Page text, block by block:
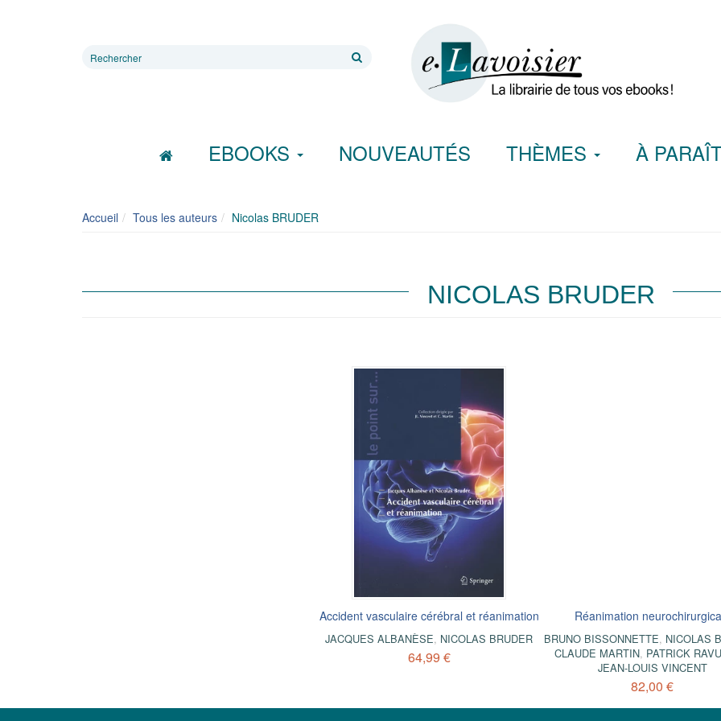
Rechercher
EBOOKS NOUVEAUTÉS THÈMES À
Accueil Tous les auteurs Nicolas BRUDER
NICOLAS BRUDER
Accident vasculaire cérébral et réanimation
JACQUES ALBANÈSE, NICOLAS BRUDER
64,99 €
Réanimation
BRUNO BISSONNETTE, NICOLAS
CLAUDE MARTIN, PATRICK
JEAN-LOUIS VINCENT
82,00 €